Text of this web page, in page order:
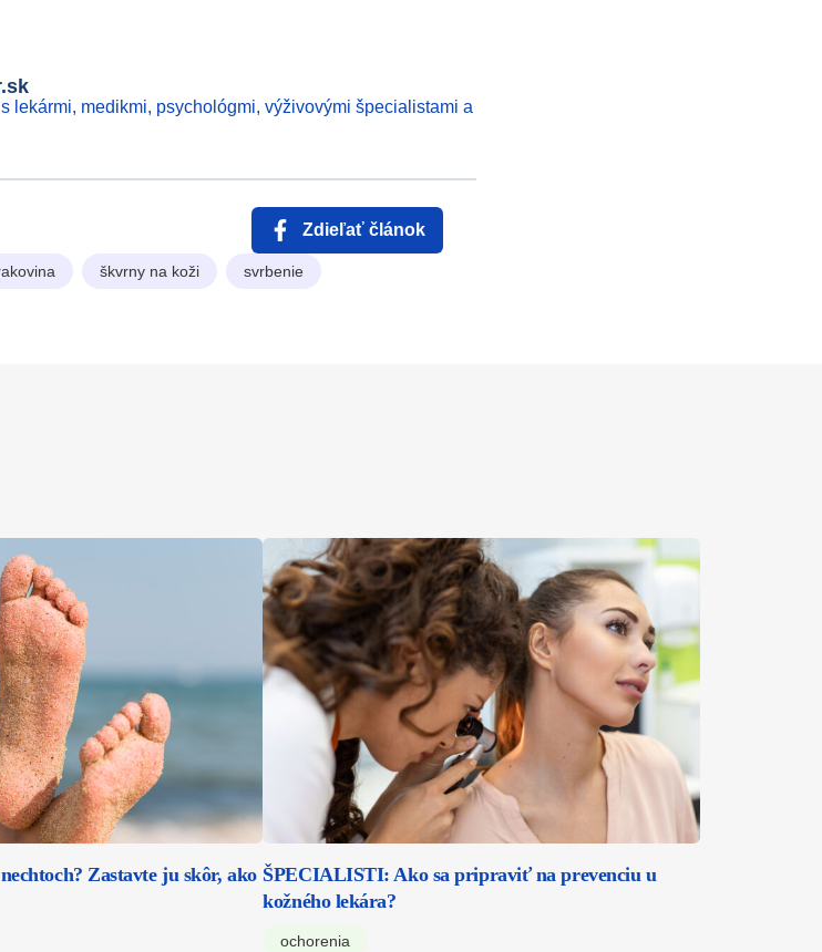
lekármi, medikmi, psychológmi, výživovými špecialistami a
Zdieľať článok
škvrny na koži svrbenie
Zastavte ju skôr, ako ŠPECIALISTI: Ako sa pripraviť na prevenciu u
kožného lekára?
ochorenia